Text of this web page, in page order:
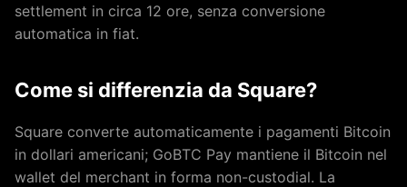
settlement in circa 12 ore, senza conversione
automatica in fiat.
Come si differenzia da Square?
Square converte automaticamente i pagamenti Bitcoin
in dollari americani; GoBTC Pay mantiene il Bitcoin nel
wallet del merchant in forma non-custodial. La